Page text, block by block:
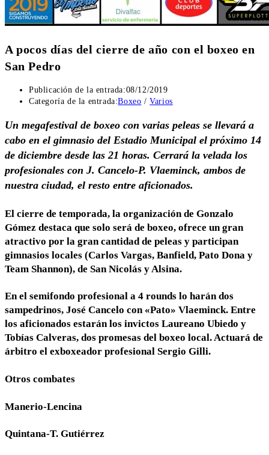
A pocos días del cierre de año con el boxeo en
San Pedro
Publicación de la entrada:08/12/2019
Categoría de la entrada:Boxeo / Varios
Un megafestival de boxeo con varias peleas se llevará a
cabo en el gimnasio del Estadio Municipal el próximo 14
de diciembre desde las 21 horas. Cerrará la velada los
profesionales con J. Cancelo-P. Vlaeminck, ambos de
nuestra ciudad, el resto entre aficionados.
El cierre de temporada, la organización de Gonzalo
Gómez destaca que solo será de boxeo, ofrece un gran
atractivo por la gran cantidad de peleas y participan
gimnasios locales (Carlos Vargas, Banfield, Pato Dona y
Team Shannon), de San Nicolás y Alsina.
En el semifondo profesional a 4 rounds lo harán dos
sampedrinos, José Cancelo con «Pato» Vlaeminck. Entre
los aficionados estarán los invictos Laureano Ubiedo y
Tobías Calveras, dos promesas del boxeo local. Actuará de
árbitro el exboxeador profesional Sergio Gilli.
Otros combates
Manerio-Lencina
Quintana-T. Gutiérrez